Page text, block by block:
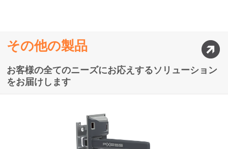
その他の製品
お客様の全てのニーズにお応えするソリューション
をお届けします